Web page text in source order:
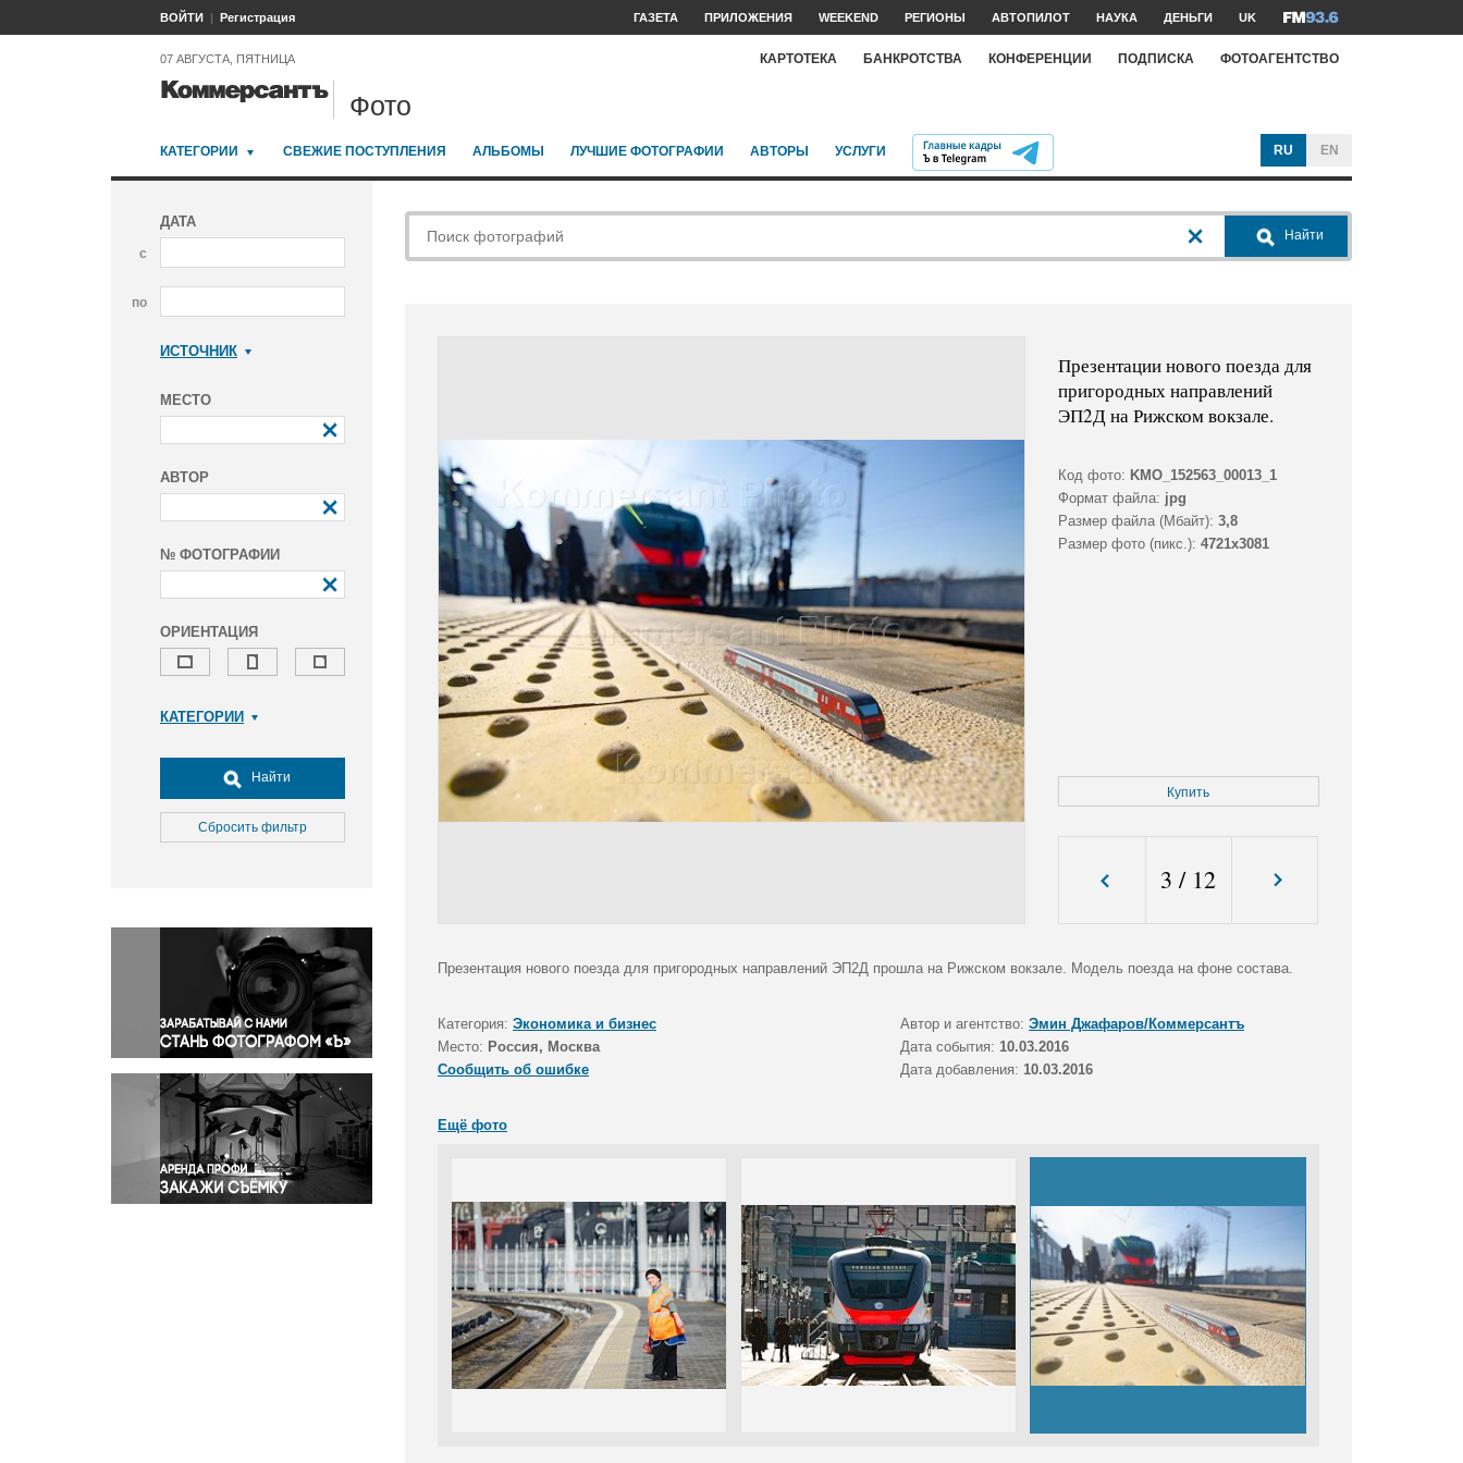
ВОЙТИ Регистрация ГАЗЕТА ПРИЛОЖЕНИЯ WEEKEND РЕГИОНЫ АВТОПИЛОТ НАУКА ДЕНЬГИ UK
07 АВГУСТА, ПЯТНИЦА КАРТОТЕКА БАНКРОТСТВА КОНФЕРЕНЦИИ ПОДПИСКА ФОТОАГЕНТСТВО
Фото
КАТЕГОРИИ СВЕЖИЕ ПОСТУПЛЕНИЯ АЛЬБОМЫ ЛУЧШИЕ ФОТОГРАФИИ АВТОРЫ УСЛУГИ RU EN
ДАТА
с
по
ИСТОЧНИК
МЕСТО
АВТОР
№ ФОТОГРАФИИ
ОРИЕНТАЦИЯ
КАТЕГОРИИ
Досуг, туризм и отдых
Культура
Медицина
Окружающая среда
Политика
Правосудие
Происшествия и конфликты
Религия
Светская жизнь
Спорт
Экология
Экономика и бизнес
Найти
Сбросить фильтр
Найти
Презентации нового поезда для
пригородных направлений
ЭП2Д на Рижском вокзале.
Код фото: KMO_152563_00013_1
Формат файла: jpg
Размер файла (Мбайт): 3,8
Размер фото (пикс.): 4721x3081
Купить
3 / 12
Презентация нового поезда для пригородных направлений ЭП2Д прошла на Рижском вокзале. Модель поезда на фоне состава.
Категория: Экономика и бизнес Автор и агентство: Эмин Джафаров/Коммерсантъ
Место: Россия, Москва Дата события: 10.03.2016
Сообщить об ошибке
Дата добавления: 10.03.2016
Ещё фото